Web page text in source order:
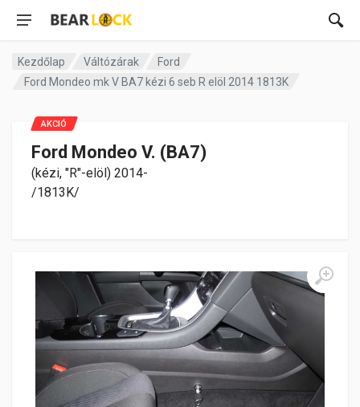
Kezdőlap Váltózárak
Ford
Ford Mondeo mk V BA7 kézi 6 seb R elöl 2014 1813K
Ford Mondeo V. (BA7)
(kézi, "R"-elöl) 2014-
/1813K/
AKCIÓ